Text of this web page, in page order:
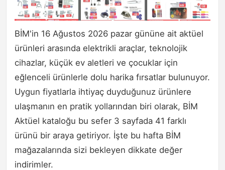
BİM'in 16 Ağustos 2026 pazar gününe ait aktüel
ürünleri arasında elektrikli araçlar, teknolojik
cihazlar, küçük ev aletleri ve çocuklar için
eğlenceli ürünlerle dolu harika fırsatlar bulunuyor.
Uygun fiyatlarla ihtiyaç duyduğunuz ürünlere
ulaşmanın en pratik yollarından biri olarak, BİM
Aktüel kataloğu bu sefer 3 sayfada 41 farklı
ürünü bir araya getiriyor. İşte bu hafta BİM
mağazalarında sizi bekleyen dikkate değer
indirimler.